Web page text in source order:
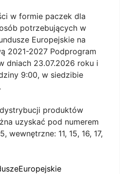
w formie paczek dla
potrzebujących w
Europejskie na
2021-2027 Podprogram
dniach 23.07.2026 roku i
9:00, w siedzibie
produktów
uzyskać pod numerem
wewnętrzne: 11, 15, 16, 17,